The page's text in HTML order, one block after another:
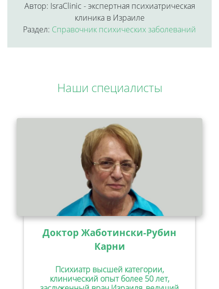
Автор: IsraClinic - экспертная психиатрическая
клиника в Израиле
Раздел: Справочник психических заболеваний
Наши специалисты
Доктор Жаботински-Рубин
Карни
Психиатр высшей категории,
клинический опыт более 50 лет,